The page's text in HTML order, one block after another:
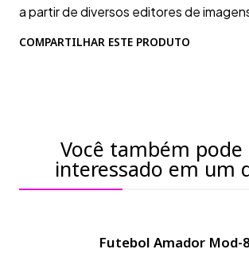
a partir de diversos editores de
COMPARTILHAR ESTE PRODUTO
Você também
interessado em um
Futebol Amador Mod-